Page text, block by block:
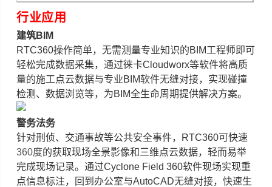
行业应用
建筑BIM
RTC360操作简单，无需测量专业知识的BIM工程师即可
轻松完成数据采集，通过徕卡Cloudworx等软件将高质
量的施工点云数据与专业BIM软件无缝对接，实现碰撞
检测、数据浏览等，为BIM全生命周期提供解决方案。
警务法务
针对刑侦、交通事故等公共安全事件，RTC360可快速
360度的获取现场全景影像和三维点云数据，轻而易举
完成现场记录。通过Cyclone Field 360软件现场实现重
点信息标注，回到办公室与AutoCAD无缝对接，快速生